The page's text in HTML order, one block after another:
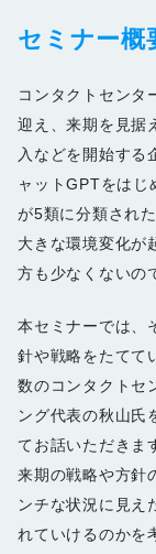
セミナー概
コンタクトセンタ
迎え、来期を見据
入などを開始する
ャットGPTをはじ
が5類に分類され
大きな環境変化が
方も少なくないの
本セミナーでは、
針や戦略をたてて
数のコンタクトセ
ング代表の秋山氏
てお話いただきま
来期の戦略や方針
ンチな状況に見え
れていけるのかを